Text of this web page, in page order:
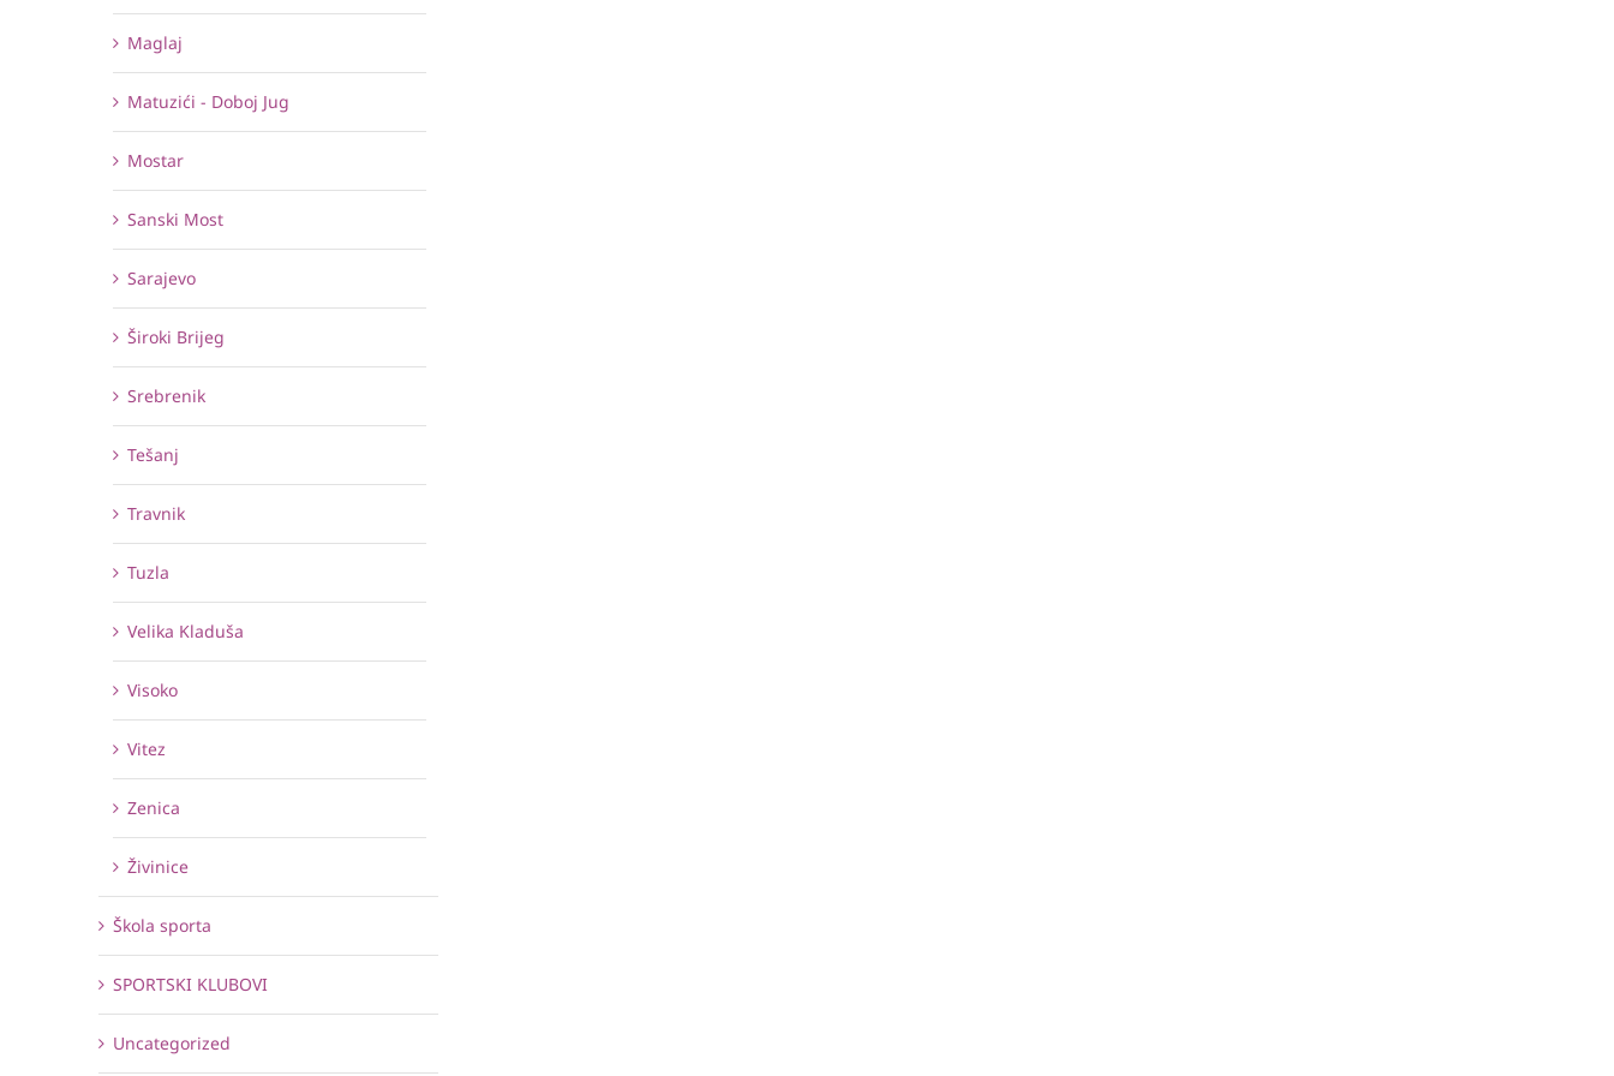
Maglaj
Matuzići - Doboj Jug
Mostar
Sanski Most
Sarajevo
Široki Brijeg
Srebrenik
Tešanj
Travnik
Tuzla
Velika Kladuša
Visoko
Vitez
Zenica
Živinice
Škola sporta
SPORTSKI KLUBOVI
Uncategorized